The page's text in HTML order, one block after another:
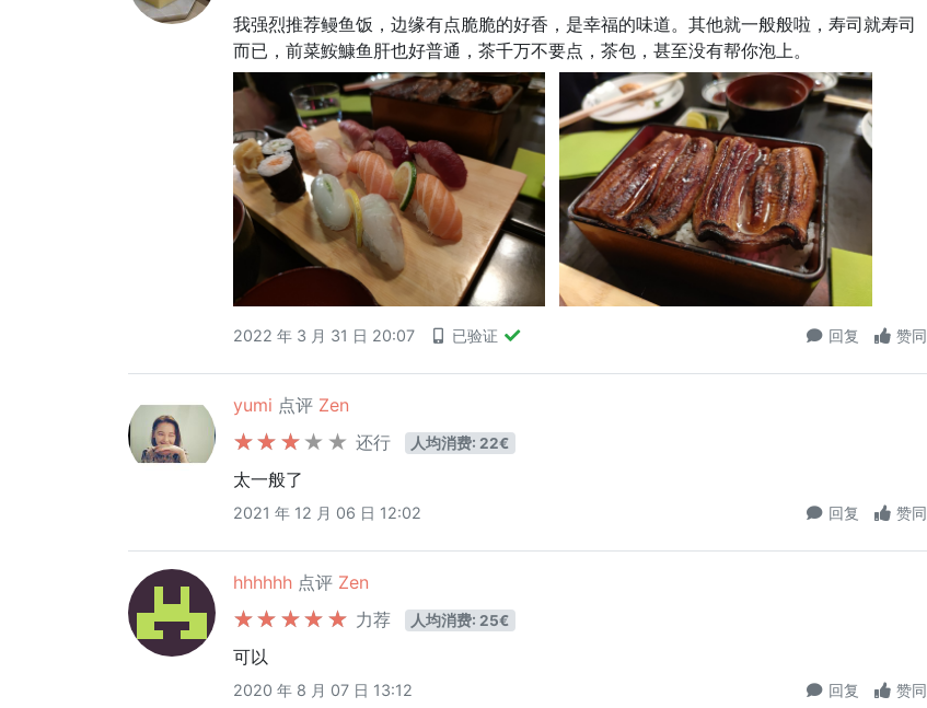
我强烈推荐鳗鱼饭，边缘有点脆脆的好香，是幸福的味道。其他就一般般啦，寿司就寿司
而已，前菜鮟鱇鱼肝也好普通，茶千万不要点，茶包，甚至没有帮你泡上。
2022 年 3 月 31 日 20:07 已验证 回复 赞同
yumi 点评 Zen
还行
人均消费: 22€
太一般了
2021 年 12 月 06 日 12:02 回复 赞同
hhhhhh 点评 Zen
力荐
人均消费: 25€
可以
2020 年 8 月 07 日 13:12 回复 赞同